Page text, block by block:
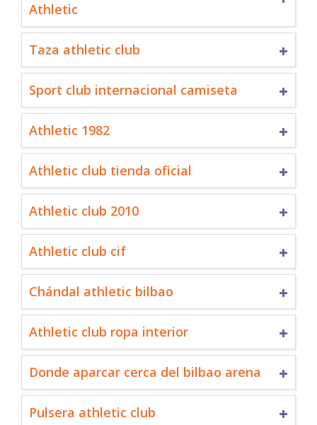
Athletic
Taza athletic club
Sport club internacional camiseta
Athletic 1982
Athletic club tienda oficial
Athletic club 2010
Athletic club cif
Chándal athletic bilbao
Athletic club ropa interior
Donde aparcar cerca del bilbao arena
Pulsera athletic club